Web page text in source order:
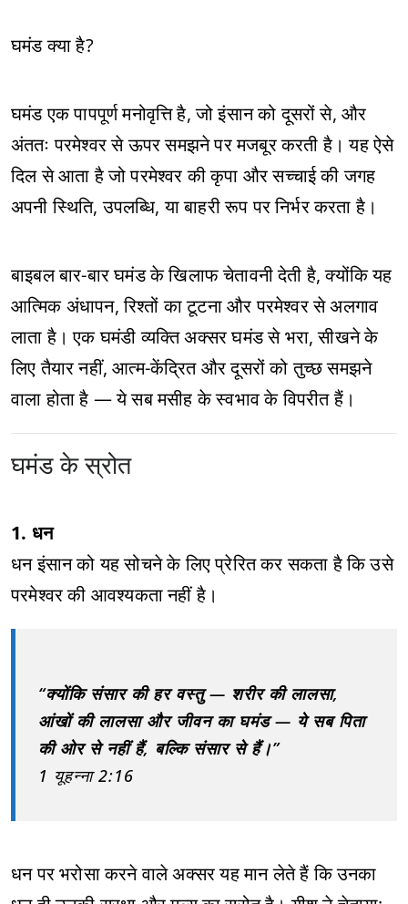
घमंड क्या है?
घमंड एक पापपूर्ण मनोवृत्ति है, जो इंसान को दूसरों से, और
अंततः परमेश्वर से ऊपर समझने पर मजबूर करती है। यह ऐसे
दिल से आता है जो परमेश्वर की कृपा और सच्चाई की जगह
अपनी स्थिति, उपलब्धि, या बाहरी रूप पर निर्भर करता है।
बाइबल बार-बार घमंड के खिलाफ चेतावनी देती है, क्योंकि यह
आत्मिक अंधापन, रिश्तों का टूटना और परमेश्वर से अलगाव
लाता है। एक घमंडी व्यक्ति अक्सर घमंड से भरा, सीखने के
लिए तैयार नहीं, आत्म-केंद्रित और दूसरों को तुच्छ समझने
वाला होता है — ये सब मसीह के स्वभाव के विपरीत हैं।
घमंड के स्रोत
1. धन
धन इंसान को यह सोचने के लिए प्रेरित कर सकता है कि उसे
परमेश्वर की आवश्यकता नहीं है।
“क्योंकि संसार की हर वस्तु — शरीर की लालसा,
आंखों की लालसा और जीवन का घमंड — ये सब पिता
की ओर से नहीं हैं, बल्कि संसार से हैं।”
1 यूहन्ना 2:16
धन पर भरोसा करने वाले अक्सर यह मान लेते हैं कि उनका